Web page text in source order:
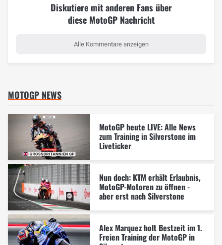
Diskutiere mit anderen Fans über
diese MotoGP Nachricht
Alle Kommentare anzeigen
MOTOGP NEWS
MotoGP heute LIVE: Alle News
zum Training in Silverstone im
Liveticker
Nun doch: KTM erhält Erlaubnis,
MotoGP-Motoren zu öffnen -
aber erst nach Silverstone
Alex Marquez holt Bestzeit im 1.
Freien Training der MotoGP in